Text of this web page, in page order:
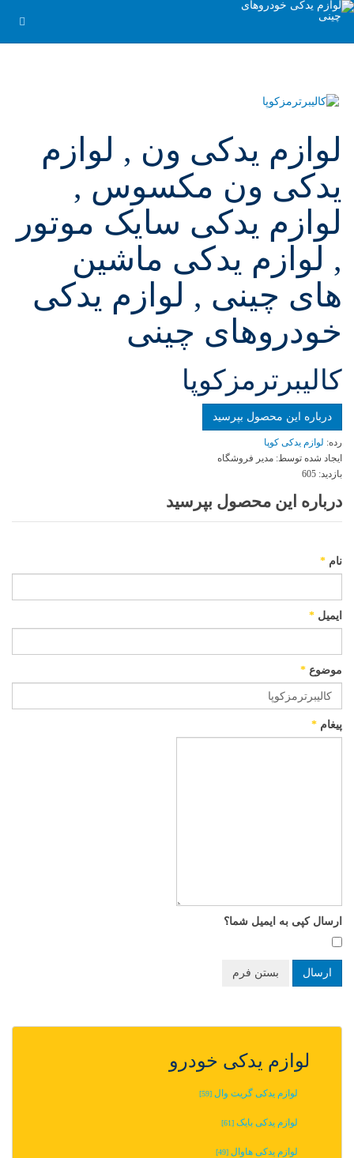
لوازم یدکی ون , لوازم
یدکی ون مکسوس ,
لوازم یدکی سایک موتور
, لوازم یدکی ماشین
های چینی , لوازم یدکی
خودروهای چینی
کالیبرترمزکوپا
درباره این محصول بپرسید
رده: لوازم یدکی کوپا
ایجاد شده توسط: مدیر فروشگاه
بازدید: 605
درباره این محصول بپرسید
نام *
ایمیل *
موضوع *
پیغام *
ارسال کپی به ایمیل شما؟
ارسال بستن فرم
لوازم یدکی خودرو
لوازم یدکی گریت وال [59]
لوازم یدکی بایک [61]
لوازم یدکی هاوال [49]